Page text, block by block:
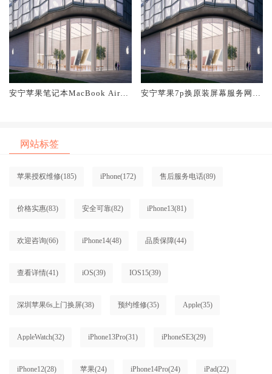
安宁苹果笔记本MacBook Air换
安宁苹果7p换原装屏幕服务网点
网站标签
苹果授权维修(185) iPhone(172) 售后服务电话(89)
价格实惠(83) 安全可靠(82) iPhone13(81)
欢迎咨询(66) iPhone14(48) 品质保障(44)
查看详情(41) iOS(39) IOS15(39)
深圳苹果6s上门换屏(38) 预约维修(35) Apple(35)
AppleWatch(32) iPhone13Pro(31) iPhoneSE3(29)
iPhone12(28) 苹果(24) iPhone14Pro(24) iPad(22)